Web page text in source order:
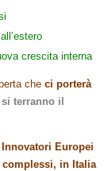
crescita interna
checi porterà
terranno il
Innovatori Europei
in Italia